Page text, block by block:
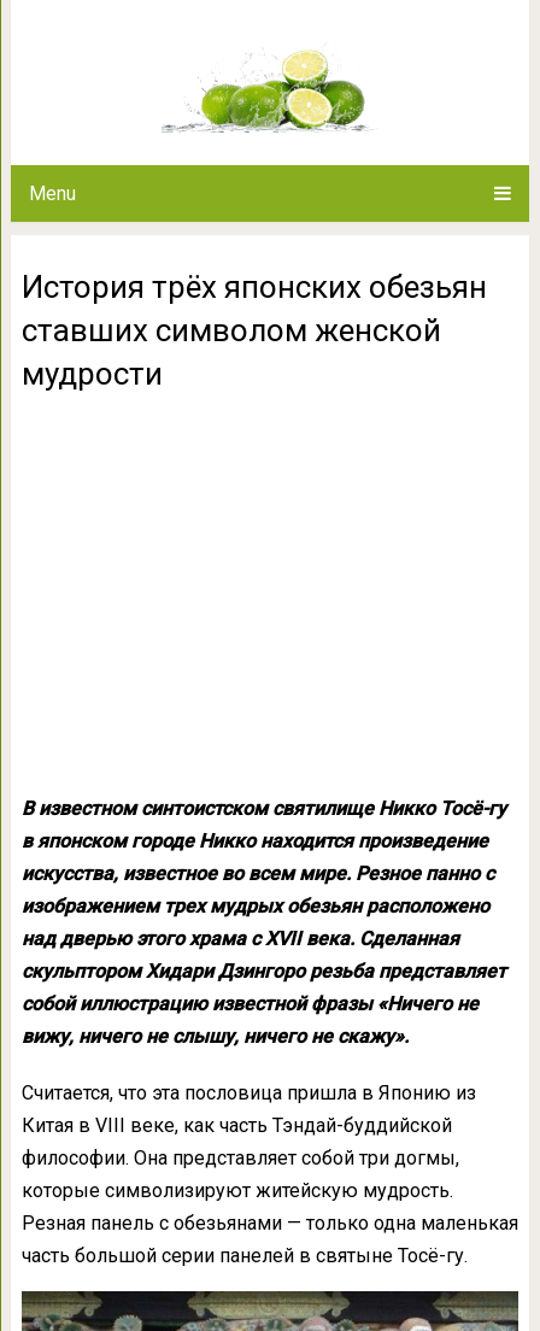
Menu
История трёх японских обезьян
ставших символом женской
мудрости
В известном синтоистском святилище Никко Тосё-гу
в японском городе Никко находится произведение
искусства, известное во всем мире. Резное панно с
изображением трех мудрых обезьян расположено
над дверью этого храма с XVII века. Сделанная
скульптором Хидари Дзингоро резьба представляет
собой иллюстрацию известной фразы «Ничего не
вижу, ничего не слышу, ничего не скажу».
Считается, что эта пословица пришла в Японию из
Китая в VIII веке, как часть Тэндай-буддийской
философии. Она представляет собой три догмы,
которые символизируют житейскую мудрость.
Резная панель с обезьянами — только одна маленькая
часть большой серии панелей в святыне Тосё-гу.